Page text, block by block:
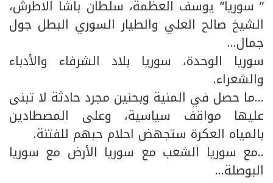
” سوريا” يوسف العظمة، سلطان باشا الاطرش،
الشيخ صالح العلي والطيار السوري البطل جول
جمال…
سوريا الوحدة، سوريا بلاد الشرفاء والأدباء
والشعراء.
…ما حصل في المنية وبحنين مجرد حادثة لا تبنى
عليها مواقف سياسية، وعلى المصطادين
بالمياه العكرة ستجهض احلام حبهم للفتنة.
..مع سوريا الشعب مع سوريا الأرض مع سوريا
البوصلة…